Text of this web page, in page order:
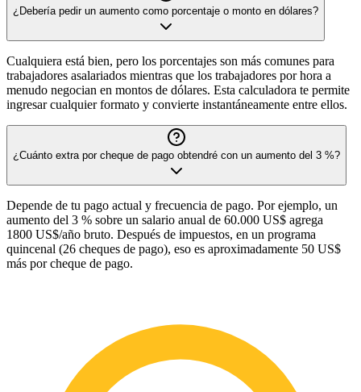
¿Debería pedir un aumento como porcentaje o monto en dólares?
Cualquiera está bien, pero los porcentajes son más comunes para
trabajadores asalariados mientras que los trabajadores por hora a
menudo negocian en montos de dólares. Esta calculadora te permite
ingresar cualquier formato y convierte instantáneamente entre ellos.
¿Cuánto extra por cheque de pago obtendré con un aumento del 3 %?
Depende de tu pago actual y frecuencia de pago. Por ejemplo, un
aumento del 3 % sobre un salario anual de 60.000 US$ agrega
1800 US$/año bruto. Después de impuestos, en un programa
quincenal (26 cheques de pago), eso es aproximadamente 50 US$
más por cheque de pago.